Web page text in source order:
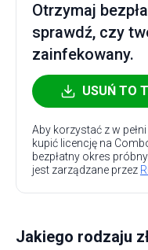
Otrzymaj
sprawdź, czy
zainfekowany.
USUŃ TO
Aby korzystać z w
kupić licencję na
bezpłatny okres
jest zarządzane przez
Jakiego rodzaju